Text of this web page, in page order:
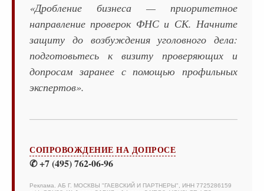
«Дробление бизнеса — приоритетное
направление проверок ФНС и СК. Начните
защиту до возбуждения уголовного дела:
подготовьтесь к визиту проверяющих и
допросам заранее с помощью профильных
экспертов».
СОПРОВОЖДЕНИЕ НА ДОПРОСЕ
✆ +7 (495) 762-06-96
Реклама. АБ Г. МОСКВЫ "ГАЕВСКИЙ И ПАРТНЕРЫ", ИНН 7725286159